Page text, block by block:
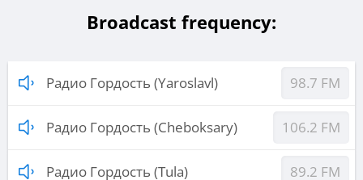
Broadcast frequency:
Радио Гордость (Yaroslavl) 98.7 FM
Радио Гордость (Cheboksary) 106.2 FM
Радио Гордость (Tula) 89.2 FM